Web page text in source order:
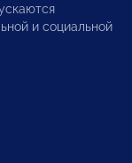
и социальной